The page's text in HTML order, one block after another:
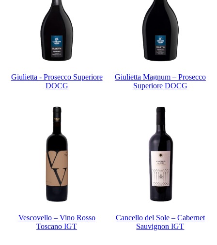
Giulietta - Prosecco Superiore
DOCG
Giulietta Magnum – Prosecco
Superiore DOCG
Vescovello – Vino Rosso
Toscano IGT
Cancello del Sole – Cabernet
Sauvignon IGT